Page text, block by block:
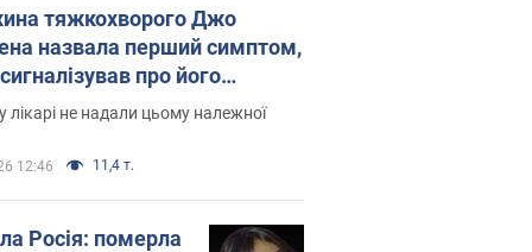
тяжкохворого Джо
назвала перший симптом,
про його
рак
лікарі не надали цьому належної
12:46 11,4 т.
Росія: померла